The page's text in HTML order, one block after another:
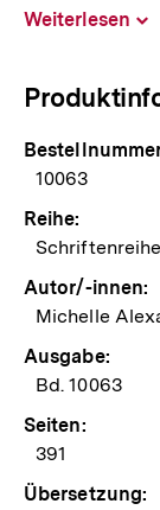
Weiterlesen
10063
Reihe:
Schriftenreihe
Autor/-innen:
Michelle
Ausgabe:
Bd. 10063
Seiten:
391
Übersetzung: